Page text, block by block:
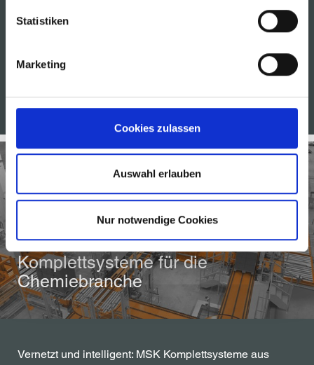
Statistiken
Marketing
Cookies zulassen
Auswahl erlauben
Nur notwendige Cookies
mehr werden durch MSK Roboterpalettierer schonend
und präzise auf Palette gestapelt oder depalettiert.
PALETTIERSYSTEME FÜR DIE CHEMIEINDUSTRIE
Komplettsysteme für die
Chemiebranche
Vernetzt und intelligent: MSK Komplettsysteme aus